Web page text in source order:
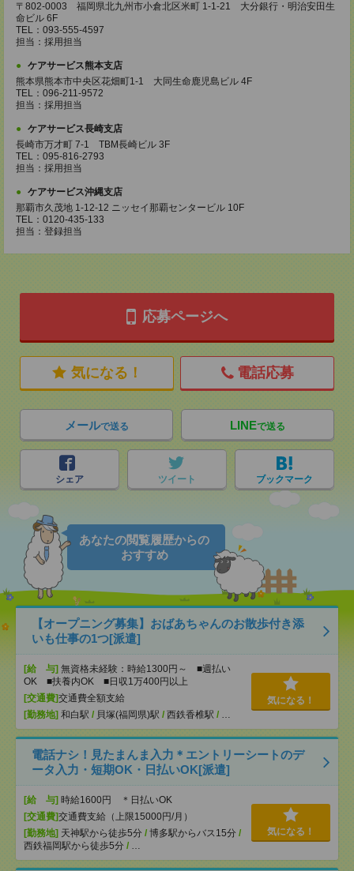
〒802-0003 福岡県北九州市小倉北区米町 1-1-21 大分銀行・明治安田生
命ビル 6F
TEL：093-555-4597
担当：採用担当
ケアサービス熊本支店
熊本県熊本市中央区花畑町1-1 大同生命鹿児島ビル 4F
TEL：096-211-9572
担当：採用担当
ケアサービス長崎支店
長崎市万才町 7-1 TBM長崎ビル 3F
TEL：095-816-2793
担当：採用担当
ケアサービス沖縄支店
那覇市久茂地 1-12-12 ニッセイ那覇センタービル 10F
TEL：0120-435-133
担当：登録担当
応募ページへ
気になる！ 電話応募
メールで送る LINEで送る
シェア ツイート ブックマーク
あなたの閲覧履歴からの
おすすめ
【オープニング募集】おばあちゃんのお散歩付き添
いも仕事の1つ[派遣]
[給 与] 無資格未経験：時給1300円～ ■週払い
OK ■扶養内OK ■日収1万400円以上
[交通費]交通費全額支給
[勤務地] 和白駅 / 貝塚(福岡県)駅 / 西鉄香椎駅 / …
気になる！
電話ナシ！見たまんま入力＊エントリーシートのデ
ータ入力・短期OK・日払いOK[派遣]
[給 与] 時給1600円 ＊日払いOK
[交通費]交通費支給（上限15000円/月）
[勤務地] 天神駅から徒歩5分 / 博多駅からバス15分 /
西鉄福岡駅から徒歩5分 / …
気になる！